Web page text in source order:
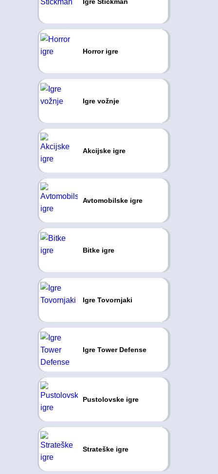
Horror igre
Igre vožnje
Akcijske igre
Avtomobilske igre
Bitke igre
Igre Tovornjaki
Igre Tower Defense
Pustolovske igre
Strateške igre